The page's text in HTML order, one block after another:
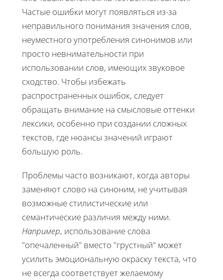
Частые ошибки могут появляться из-за
неправильного понимания значения слов,
неуместного употребления синонимов или
просто невнимательности при
использовании слов, имеющих звуковое
сходство. Чтобы избежать
распространенных ошибок, следует
обращать внимание на смысловые оттенки
лексики, особенно при создании сложных
текстов, где нюансы значений играют
большую роль.
Проблемы часто возникают, когда авторы
заменяют слово на синоним, не учитывая
возможные стилистические или
семантические различия между ними.
Например, использование слова
"опечаленный" вместо "грустный" может
усилить эмоциональную окраску текста, что
не всегда соответствует желаемому